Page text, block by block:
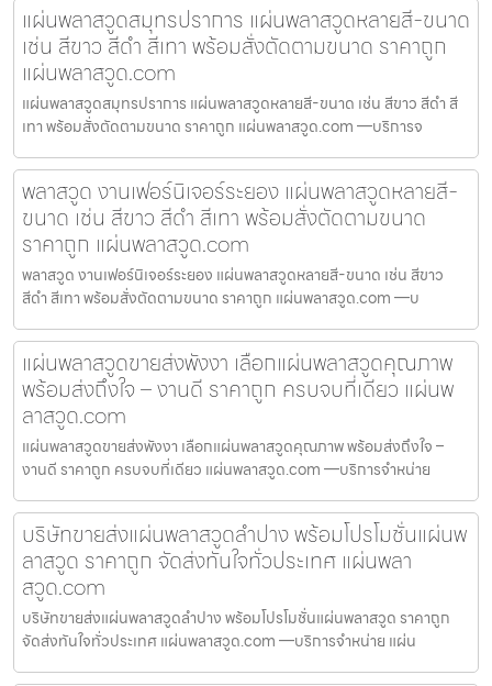
แผ่นพลาสวูดสมุทรปราการ แผ่นพลาสวูดหลายสี-ขนาด
เช่น สีขาว สีดำ สีเทา พร้อมสั่งตัดตามขนาด ราคาถูก
แผ่นพลาสวูด.com
แผ่นพลาสวูดสมุทรปราการ แผ่นพลาสวูดหลายสี-ขนาด เช่น สีขาว สีดำ สี
เทา พร้อมสั่งตัดตามขนาด ราคาถูก แผ่นพลาสวูด.com —บริการจ
พลาสวูด งานเฟอร์นิเจอร์ระยอง แผ่นพลาสวูดหลายสี-
ขนาด เช่น สีขาว สีดำ สีเทา พร้อมสั่งตัดตามขนาด
ราคาถูก แผ่นพลาสวูด.com
พลาสวูด งานเฟอร์นิเจอร์ระยอง แผ่นพลาสวูดหลายสี-ขนาด เช่น สีขาว
สีดำ สีเทา พร้อมสั่งตัดตามขนาด ราคาถูก แผ่นพลาสวูด.com —บ
แผ่นพลาสวูดขายส่งพังงา เลือกแผ่นพลาสวูดคุณภาพ
พร้อมส่งถึงใจ – งานดี ราคาถูก ครบจบที่เดียว แผ่นพ
ลาสวูด.com
แผ่นพลาสวูดขายส่งพังงา เลือกแผ่นพลาสวูดคุณภาพ พร้อมส่งถึงใจ –
งานดี ราคาถูก ครบจบที่เดียว แผ่นพลาสวูด.com —บริการจำหน่าย
บริษัทขายส่งแผ่นพลาสวูดลำปาง พร้อมโปรโมชั่นแผ่นพ
ลาสวูด ราคาถูก จัดส่งทันใจทั่วประเทศ แผ่นพลา
สวูด.com
บริษัทขายส่งแผ่นพลาสวูดลำปาง พร้อมโปรโมชั่นแผ่นพลาสวูด ราคาถูก
จัดส่งทันใจทั่วประเทศ แผ่นพลาสวูด.com —บริการจำหน่าย แผ่น